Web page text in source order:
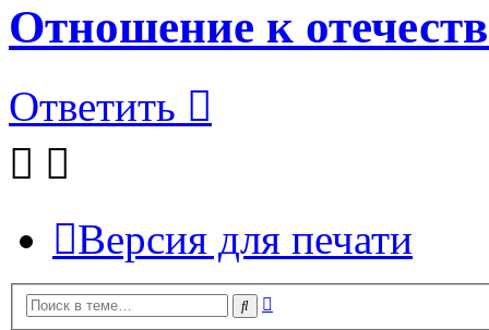
Отношение к
Ответить
Версия для печати
Поиск